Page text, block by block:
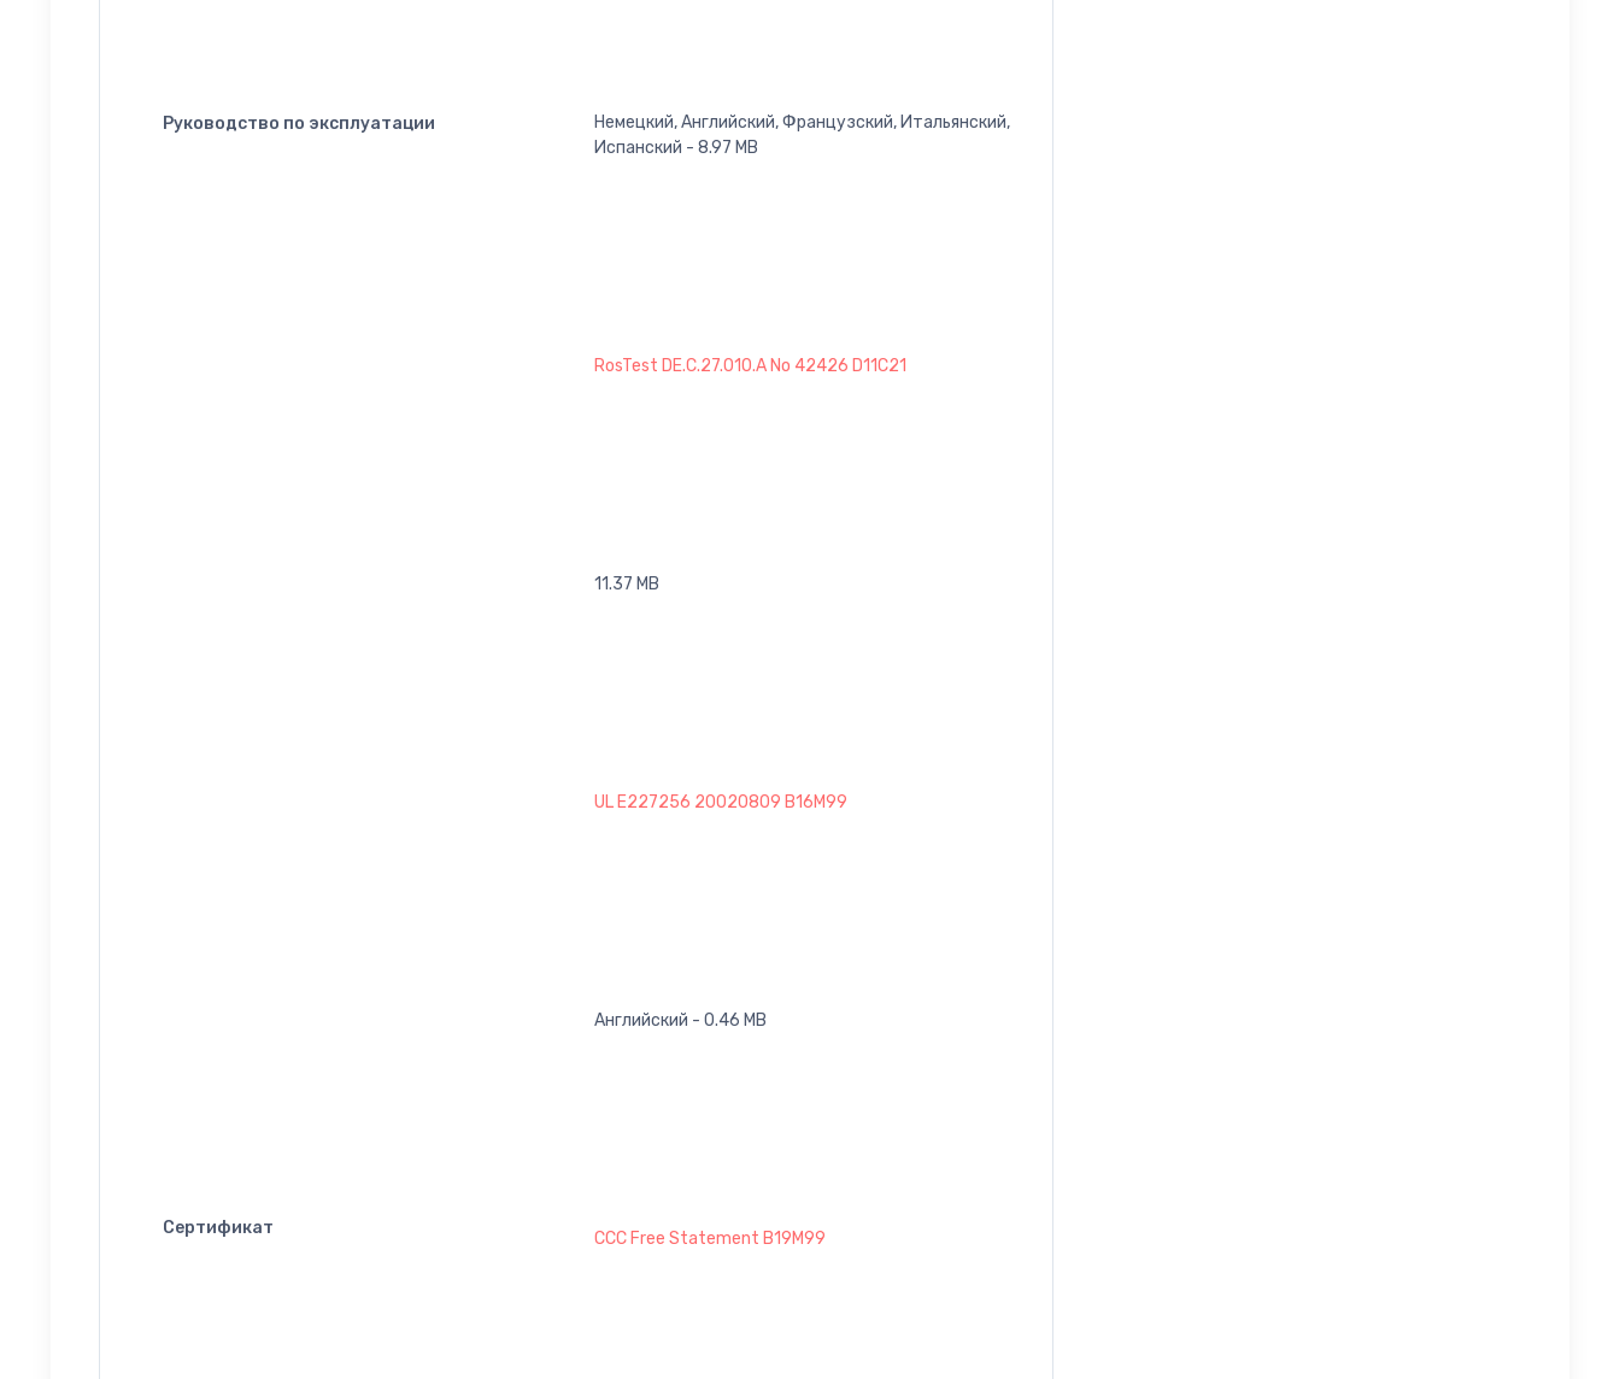
Руководство по эксплуатации
Немецкий, Английский, Французский, Итальянский,
Испанский - 8.97 MB
Сертификат
RosTest DE.C.27.010.A No 42426 D11C21
11.37 MB
UL E227256 20020809 B16M99
Английский - 0.46 MB
CCC Free Statement B19M99